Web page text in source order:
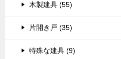
木製建具 (55)
片開き戸 (35)
特殊な建具 (9)